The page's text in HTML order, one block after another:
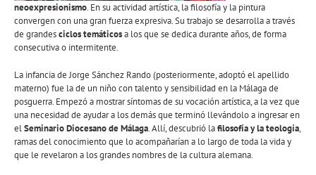
neoexpresionismo. En su actividad artística, la filosofía y la pintura
convergen con una gran fuerza expresiva. Su trabajo se desarrolla a través
de grandesciclos temáticosa los que se dedica durante años, de forma
consecutiva o intermitente.
La infancia de Jorge Sánchez Rando (posteriormente, adoptó el apellido
materno) fue la de un niño con talento y sensibilidad en la Málaga de
posguerra. Empezó a mostrar síntomas de su vocación artística, a la vez que
una necesidad de ayudar a los demás que terminó llevándolo a ingresar en
elSeminario Diocesano de Málaga. Allí, descubrió lafilosofía y la teología,
ramas del conocimiento que lo acompañarían a lo largo de toda la vida y
que le revelaron a los grandes nombres de la cultura alemana.